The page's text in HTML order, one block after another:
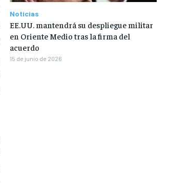
Noticias
EE.UU. mantendrá su despliegue militar
en Oriente Medio tras la firma del
acuerdo
15 de junio de 2026